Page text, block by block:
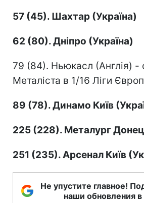
57 (45). Шахтар (Україна)
62 (80). Дніпро (Україна)
79 (84). Ньюкасл (Англія) -
Металіста в 1/16 Ліги
89 (78). Динамо Київ
225 (228). Металург
251 (235). Арсенал Київ
Не упустите главное!
наши обновления в